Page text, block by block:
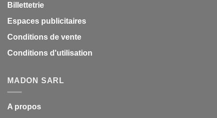
Billettetrie
Espaces publicitaires
Conditions de vente
Conditions d'utilisation
MADON SARL
A propos